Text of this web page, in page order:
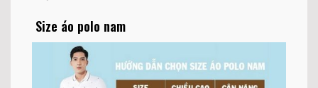
Size áo polo nam